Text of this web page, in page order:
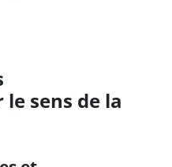
sens de la